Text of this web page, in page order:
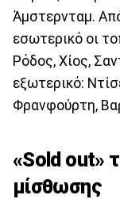
Άμστερνταμ.
εσωτερικό οι
Ρόδος, Χίος,
εξωτερικό:
Φρανφούρτη,
«Sold out»
μίσθωσης